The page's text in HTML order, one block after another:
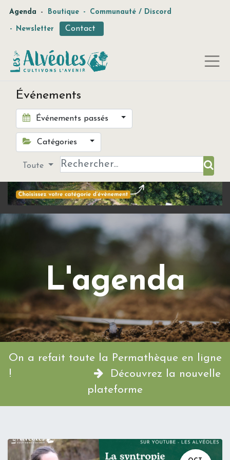
Agenda - Boutique - Communauté / Discord
- Newsletter Contact
Événements
Événements passés
Catégories
Toute
L'agenda
On a refait toute la Permathèque en ligne
!
Découvrez la nouvelle
plateforme